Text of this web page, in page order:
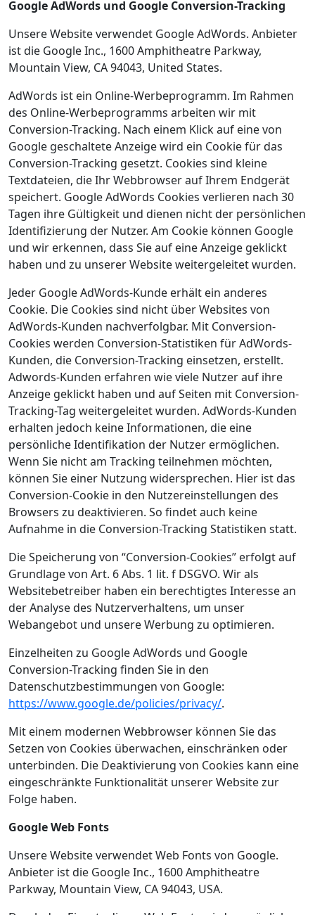
Google AdWords und Google Conversion-Tracking
Unsere Website verwendet Google AdWords. Anbieter
ist die Google Inc., 1600 Amphitheatre Parkway,
Mountain View, CA 94043, United States.
AdWords ist ein Online-Werbeprogramm. Im Rahmen
des Online-Werbeprogramms arbeiten wir mit
Conversion-Tracking. Nach einem Klick auf eine von
Google geschaltete Anzeige wird ein Cookie für das
Conversion-Tracking gesetzt. Cookies sind kleine
Textdateien, die Ihr Webbrowser auf Ihrem Endgerät
speichert. Google AdWords Cookies verlieren nach 30
Tagen ihre Gültigkeit und dienen nicht der persönlichen
Identifizierung der Nutzer. Am Cookie können Google
und wir erkennen, dass Sie auf eine Anzeige geklickt
haben und zu unserer Website weitergeleitet wurden.
Jeder Google AdWords-Kunde erhält ein anderes
Cookie. Die Cookies sind nicht über Websites von
AdWords-Kunden nachverfolgbar. Mit Conversion-
Cookies werden Conversion-Statistiken für AdWords-
Kunden, die Conversion-Tracking einsetzen, erstellt.
Adwords-Kunden erfahren wie viele Nutzer auf ihre
Anzeige geklickt haben und auf Seiten mit Conversion-
Tracking-Tag weitergeleitet wurden. AdWords-Kunden
erhalten jedoch keine Informationen, die eine
persönliche Identifikation der Nutzer ermöglichen.
Wenn Sie nicht am Tracking teilnehmen möchten,
können Sie einer Nutzung widersprechen. Hier ist das
Conversion-Cookie in den Nutzereinstellungen des
Browsers zu deaktivieren. So findet auch keine
Aufnahme in die Conversion-Tracking Statistiken statt.
Die Speicherung von “Conversion-Cookies” erfolgt auf
Grundlage von Art. 6 Abs. 1 lit. f DSGVO. Wir als
Websitebetreiber haben ein berechtigtes Interesse an
der Analyse des Nutzerverhaltens, um unser
Webangebot und unsere Werbung zu optimieren.
Einzelheiten zu Google AdWords und Google
Conversion-Tracking finden Sie in den
Datenschutzbestimmungen von Google:
https://www.google.de/policies/privacy/.
Mit einem modernen Webbrowser können Sie das
Setzen von Cookies überwachen, einschränken oder
unterbinden. Die Deaktivierung von Cookies kann eine
eingeschränkte Funktionalität unserer Website zur
Folge haben.
Google Web Fonts
Unsere Website verwendet Web Fonts von Google.
Anbieter ist die Google Inc., 1600 Amphitheatre
Parkway, Mountain View, CA 94043, USA.